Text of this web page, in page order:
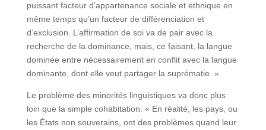
puissant facteur d’appartenance sociale et ethnique en
même temps qu’un facteur de différenciation et
d’exclusion. L’affirmation de soi va de pair avec la
recherche de la dominance, mais, ce faisant, la langue
dominée entre nécessairement en conflit avec la langue
dominante, dont elle veut partager la suprématie. »
Le problème des minorités linguistiques va donc plus
loin que la simple cohabitation: « En réalité, les pays, ou
les États non souverains, ont des problèmes quand leur